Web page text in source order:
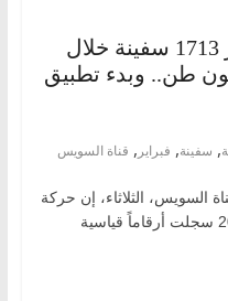
قناة السويس تسجل عبور 1713 سفينة خلال
بحمولات 100.1 مليون طن.. وبدء تطبيق
, سفينة, فبراير , قناة السويس
السويس، الثلاثاء، إن حركة